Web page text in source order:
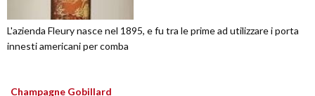
L'azienda Fleury nasce nel 1895, e fu tra le prime ad utilizzare i porta
innesti americani per comba
Champagne Gobillard